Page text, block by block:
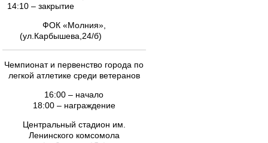
14:10 – закрытие
ФОК «Молния»,
(ул.Карбышева,24/б)
Чемпионат и первенство города по
легкой атлетике среди ветеранов
16:00 – начало
18:00 – награждение
Центральный стадион им.
Ленинского комсомола